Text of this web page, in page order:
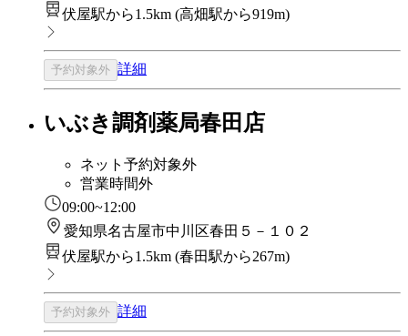
伏屋駅から1.5km (高畑駅から919m)
予約対象外 詳細
いぶき調剤薬局春田店
ネット予約対象外
営業時間外
09:00~12:00
愛知県名古屋市中川区春田５－１０２
伏屋駅から1.5km (春田駅から267m)
予約対象外 詳細